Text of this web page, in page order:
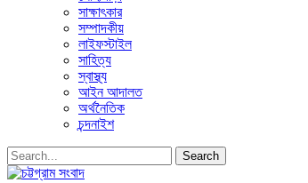
সাক্ষাৎকার
সম্পাদকীয়
লাইফস্টাইল
সাহিত্য
স্বাস্থ্য
আইন আদালত
অর্থনৈতিক
চন্দনাইশ